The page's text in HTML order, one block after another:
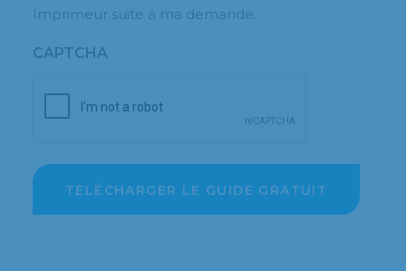
Imprimeur suite à ma demande.
CAPTCHA